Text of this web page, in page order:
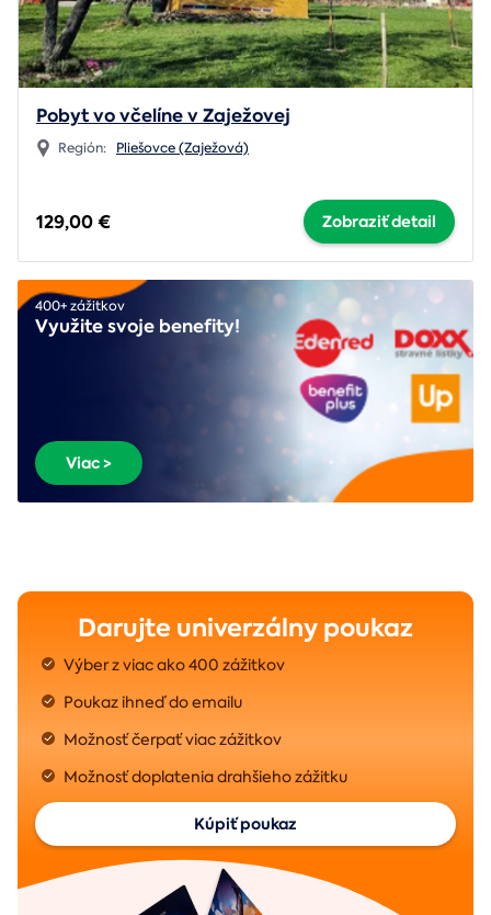
Pobyt vo včelíne v Zaježovej
Región: Pliešovce (Zaježová)
129,00 € Zobraziť detail
400+ zážitkov
Využite svoje benefity!
Viac >
Darujte univerzálny poukaz
Výber z viac ako 400 zážitkov
Poukaz ihneď do emailu
Možnosť čerpať viac zážitkov
Možnosť doplatenia drahšieho zážitku
Kúpiť poukaz